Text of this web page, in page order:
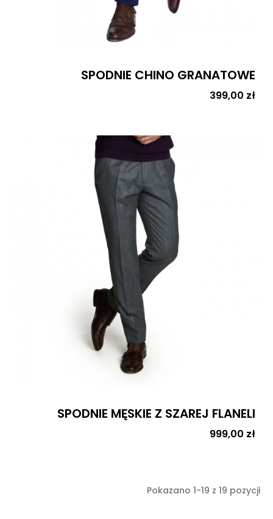
SPODNIE CHINO GRANATOWE
Cena
399,00 zł
SPODNIE MĘSKIE Z SZAREJ FLANELI
Cena
999,00 zł
Pokazano 1-19 z 19 pozycji